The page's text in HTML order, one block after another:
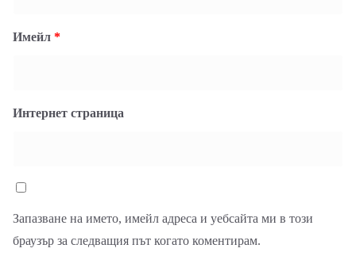
Имейл *
Интернет страница
Запазване на името, имейл адреса и уебсайта ми в този
браузър за следващия път когато коментирам.